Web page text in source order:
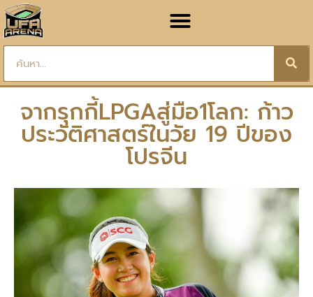
จากรุกกี้LPGAสู่มือ1โลก: ก้าว
ประวัติศาสตร์ในวัย 19 ปีของ
โปรจีน